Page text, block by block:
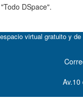
DSpace".
virtual gratuito y